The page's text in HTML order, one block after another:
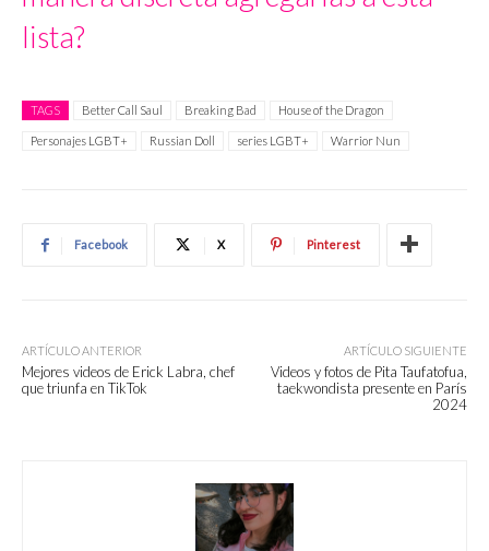
lista?
TAGS Better Call Saul Breaking Bad House of the Dragon
Personajes LGBT+ Russian Doll series LGBT+ Warrior Nun
Facebook X Pinterest
ARTÍCULO ANTERIOR
Mejores videos de Erick Labra, chef
que triunfa en TikTok
ARTÍCULO SIGUIENTE
Videos y fotos de Pita Taufatofua,
taekwondista presente en París
2024